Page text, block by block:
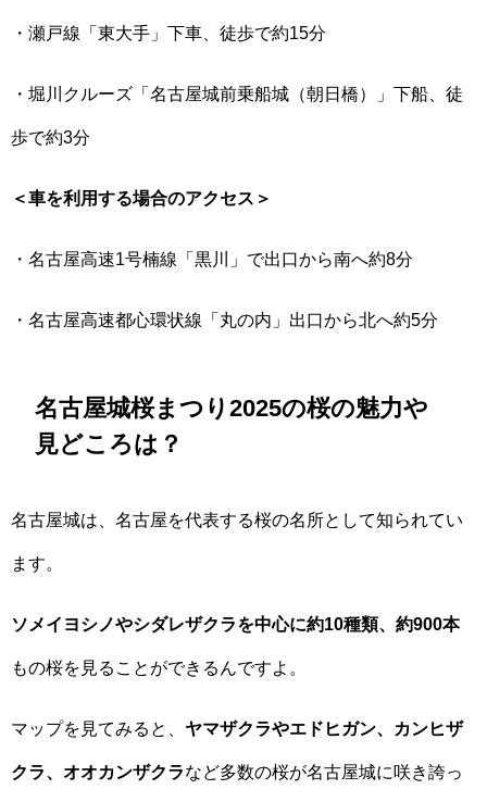
・瀬戸線「東大手」下車、徒歩で約15分
・堀川クルーズ「名古屋城前乗船城（朝日橋）」下船、徒
歩で約3分
＜車を利用する場合のアクセス＞
・名古屋高速1号楠線「黒川」で出口から南へ約8分
・名古屋高速都心環状線「丸の内」出口から北へ約5分
名古屋城桜まつり2025の桜の魅力や
見どころは？
名古屋城は、名古屋を代表する桜の名所として知られてい
ます。
ソメイヨシノやシダレザクラを中心に約10種類、約900本
もの桜を見ることができるんですよ。
マップを見てみると、 ヤマザクラやエドヒガン、カンヒザ
クラ、オオカンザクラなど多数の桜が名古屋城に咲き誇っ